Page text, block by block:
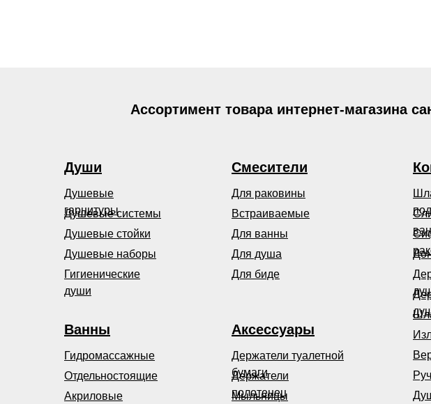
Смесители
Души
Душевые
гарнитуры
Душевые системы
Гигиенические
души
Аксессуары
Держатели туалетной
бумаги
Держатели
полотенец
Мыльницы
Встраиваемые
Для биде
Для ванны
Для душа
Для раковины
Ванны
Душевые стойки
Душевые наборы
Гидромассажные
Акриловые
Отдельностоящие
Ассортимент товара интернет-магазина